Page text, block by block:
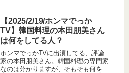
サーです。 この投稿をInstagramで見
る 竹内由恵(@yoshi...
【2025/2/19/ホンマでっか
TV】韓国料理の本田朋美さん
は何をしてる人？
ホンマでっかTVに出演してる、評論
家の本田朋美さん。韓国料理の専門家
なのは分かりますが、そもそも何をし